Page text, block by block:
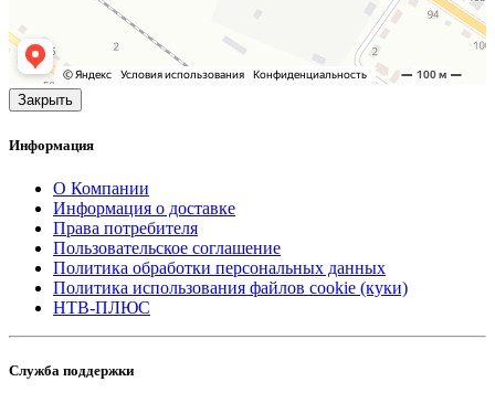
Закрыть
Информация
О Компании
Информация о доставке
Права потребителя
Пользовательское соглашение
Политика обработки персональных данных
Политика использования файлов cookie (куки)
НТВ-ПЛЮС
Служба поддержки